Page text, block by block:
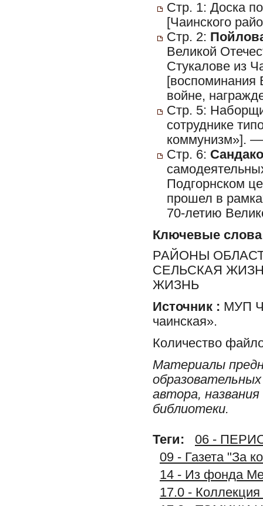
Стр. 1: Доска
[Чаинского
Стр. 2:
Великой
Стукалове из
[воспоминания
войне,
Стр. 5:
сотруднике
коммунизм»].
Стр. 6:
Подгорнском
прошел в
70-летию
Ключевые слова
РАЙОНЫ
СЕЛЬСКАЯ
ЖИЗНЬ
Источник : МУП
чаинская».
Количество
Материалы
автора,
библиотеки.
Теги:
06 -
09 - Газета "За
14 - Из фонда
17.0 -